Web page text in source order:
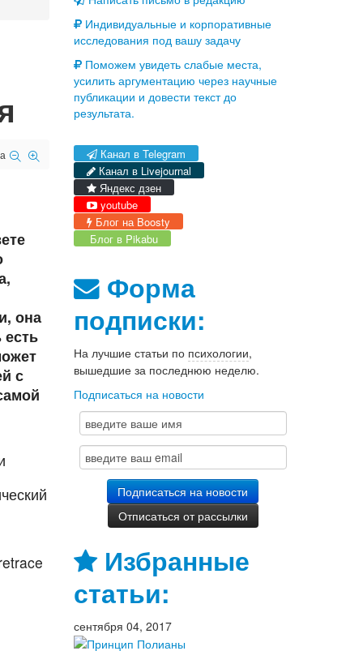
она
с
Индивидуальные и корпоративные
исследования под вашу задачу
Поможем увидеть слабые места,
усилить аргументацию через научные
публикации и довести текст до
результата.
Канал в Telegram
Канал в Livejournal
Яндекс дзен
youtube
Блог на Boosty
Блог в Pikabu
Форма
подписки:
На лучшие статьи по психологии,
вышедшие за последнюю неделю.
Подписаться на новости
Избранные
статьи:
сентября 04, 2017